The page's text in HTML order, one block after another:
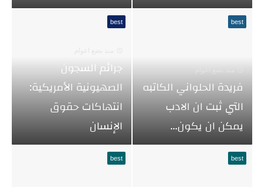
best
فريدة الحلواني الكاتبه
التي ثبت ان الادب
يمكن ان يكون...
best
جرائم السجون
الصهيونية الأمريكية:
انتهاكات حقوق
الإنسان
best
best